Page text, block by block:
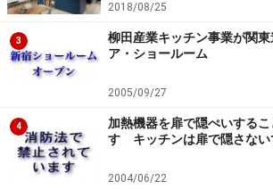
2018/08/25
3
柳田産業キッチン事業が関
ア・ショールーム
2005/09/27
4
加熱機器を扉で隠ぺいする
す キッチンは扉で隠さない
2004/06/22